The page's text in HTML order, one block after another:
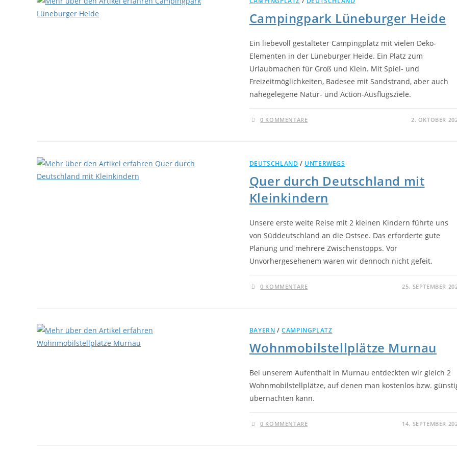
Campingpark Lüneburger Heide
Ein liebevoll gestalteter Campingplatz mit vielen Deko-
Elementen in der Lüneburger Heide. Ein Platz zum
Urlaubmachen für Groß und Klein. Mit Spiel- und
Freizeitmöglichkeiten, Badesee mit Sandstrand, aber auch
nahegelegene Natur- und Action-Ausflugsziele.
0 KOMMENTARE 2. OKTOBER
DEUTSCHLAND / UNTERWEGS
Quer durch Deutschland mit
Kleinkindern
Unsere erste weite Reise mit 2 kleinen Kindern führte uns
von Süddeutschland an die Ostsee. Das erforderte gute
Planung und mehrere Zwischenstopps. Vor
Unvorhergesehenem waren wir dennoch nicht gefeit.
0 KOMMENTARE 25. SEPTEMBER
BAYERN /CAMPINGPLATZ
Wohnmobilstellplätze Murnau
Bei unserem Aufenthalt in Murnau entdeckten wir gleich 2
Wohnmobilstellplätze, auf denen man kostenlos bzw.
übernachten kann.
0 KOMMENTARE 14. SEPTEMBER